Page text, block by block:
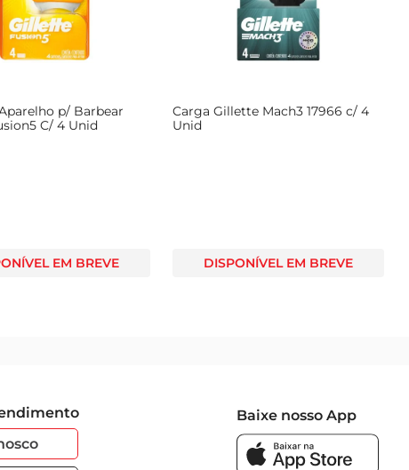
p/ Barbear
C/ 4 Unid
EM BREVE
Carga Gillette Mach3 17966 c/ 4
Unid
DISPONÍVEL EM BREVE
Baixe nosso App